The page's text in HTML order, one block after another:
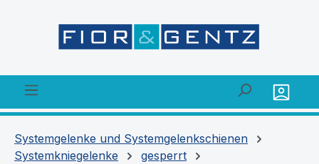
Systemgelenke und Systemgelenkschienen
Systemkniegelenke
gesperrt